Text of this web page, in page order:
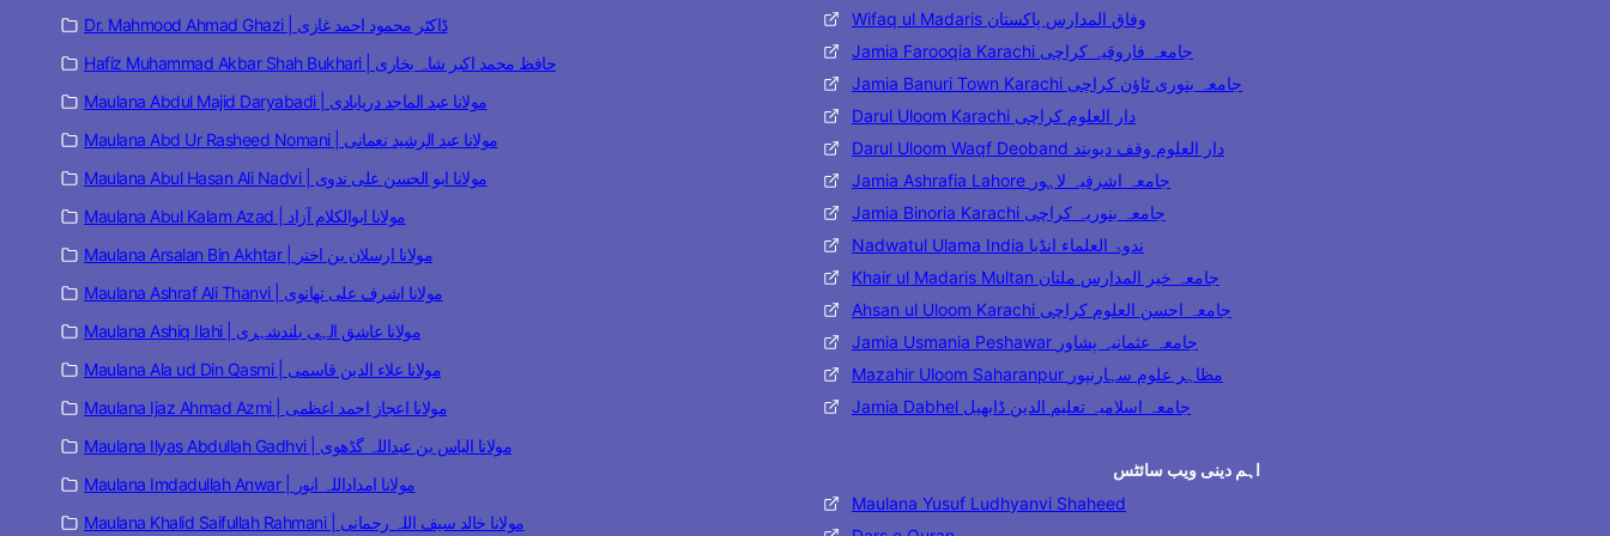
Dr. Mahmood Ahmad Ghazi | ڈاکٹر محمود احمد غازی
Hafiz Muhammad Akbar Shah Bukhari | حافظ محمد اکبر شاہ بخاری
Maulana Abdul Majid Daryabadi | مولانا عبد الماجد دریابادی
Maulana Abd Ur Rasheed Nomani | مولانا عبد الرشید نعمانی
Maulana Abul Hasan Ali Nadvi | مولانا ابو الحسن علی ندوی
Maulana Abul Kalam Azad | مولانا ابوالکلام آزاد
Maulana Arsalan Bin Akhtar | مولانا ارسلان بن اختر
Maulana Ashraf Ali Thanvi | مولانا اشرف علی تھانوی
Maulana Ashiq Ilahi | مولانا عاشق الہی بلندشہری
Maulana Ala ud Din Qasmi | مولانا علاء الدین قاسمی
Maulana Ijaz Ahmad Azmi | مولانا اعجاز احمد اعظمی
Maulana Ilyas Abdullah Gadhvi | مولانا الیاس بن عبداللہ گڈھوی
Maulana Imdadullah Anwar | مولانا امداداللہ انور
Maulana Khalid Saifullah Rahmani | مولانا خالد سیف اللہ رحمانی
Wifaq ul Madaris وفاق المدارس پاکستان
Jamia Farooqia Karachi جامعہ فاروقیہ کراچی
Jamia Banuri Town Karachi جامعہ بنوری ٹاؤن کراچی
Darul Uloom Karachi دار العلوم کراچی
Darul Uloom Waqf Deoband دار العلوم وقف دیوبند
Jamia Ashrafia Lahore جامعہ اشرفیہ لاہور
Jamia Binoria Karachi جامعہ بنوریہ کراچی
Nadwatul Ulama India ندوۃ العلماء انڈیا
Khair ul Madaris Multan جامعہ خیر المدارس ملتان
Ahsan ul Uloom Karachi جامعہ احسن العلوم کراچی
Jamia Usmania Peshawar جامعہ عثمانیہ پشاور
Mazahir Uloom Saharanpur مظاہر علوم سہارنپور
Jamia Dabhel جامعہ اسلامیہ تعلیم الدین ڈابھیل
اہم دینی ویب سائٹس
Maulana Yusuf Ludhyanvi Shaheed